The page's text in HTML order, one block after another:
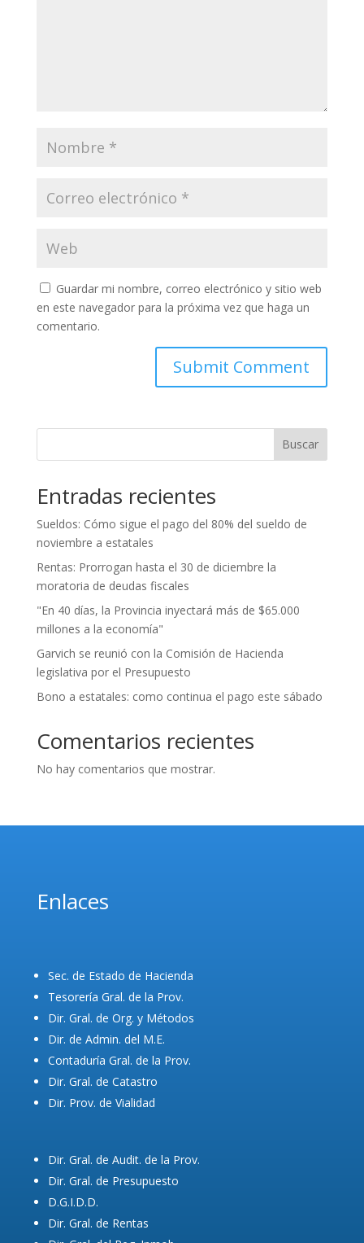
Guardar mi nombre, correo electrónico y sitio web
en este navegador para la próxima vez que haga un
comentario.
Buscar
Entradas recientes
Sueldos: Cómo sigue el pago del 80% del sueldo de
noviembre a estatales
Rentas: Prorrogan hasta el 30 de diciembre la
moratoria de deudas fiscales
"En 40 días, la Provincia inyectará más de $65.000
millones a la economía"
Garvich se reunió con la Comisión de Hacienda
legislativa por el Presupuesto
Bono a estatales: como continua el pago este sábado
Comentarios recientes
No hay comentarios que mostrar.
Enlaces
Sec. de Estado de Hacienda
Tesorería Gral. de la Prov.
Dir. Gral. de Org. y Métodos
Dir. de Admin. del M.E.
Contaduría Gral. de la Prov.
Dir. Gral. de Catastro
Dir. Prov. de Vialidad
Dir. Gral. de Audit. de la Prov.
Dir. Gral. de Presupuesto
D.G.I.D.D.
Dir. Gral. de Rentas